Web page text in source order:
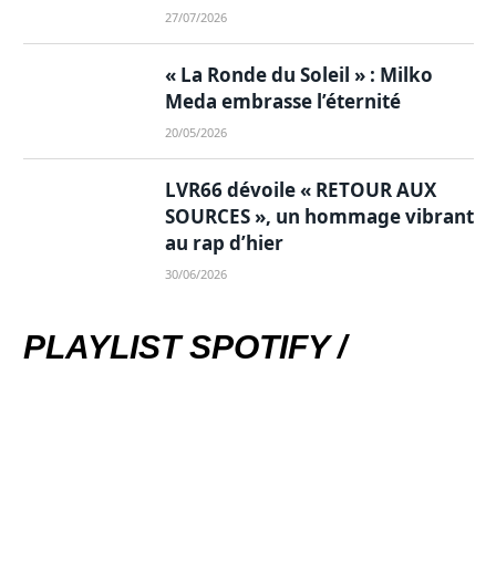
27/07/2026
« La Ronde du Soleil » : Milko
Meda embrasse l’éternité
20/05/2026
LVR66 dévoile « RETOUR AUX
SOURCES », un hommage vibrant
au rap d’hier
30/06/2026
PLAYLIST SPOTIFY /